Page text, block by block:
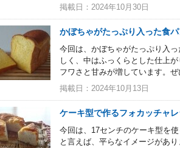
掲載日：2024年10月30日
かぼちゃがたっぷり入った食
今回は、かぼちゃがたっぷり入
しく、中はふっくらとした仕上
フワさと甘みが増しています。ぜ
掲載日：2024年10月13日
ケーキ型で作るフォカッチャ
今回は、17センチのケーキ型を
と言えば、平らなイメージがあ